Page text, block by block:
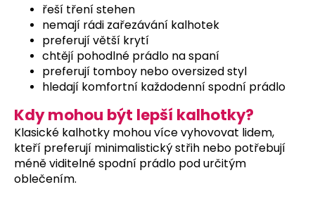
řeší tření stehen
nemají rádi zařezávání kalhotek
preferují větší krytí
chtějí pohodlné prádlo na spaní
preferují tomboy nebo oversized styl
hledají komfortní každodenní spodní prádlo
Kdy mohou být lepší kalhotky?
Klasické kalhotky mohou více vyhovovat lidem,
kteří preferují minimalistický střih nebo potřebují
méně viditelné spodní prádlo pod určitým
oblečením.